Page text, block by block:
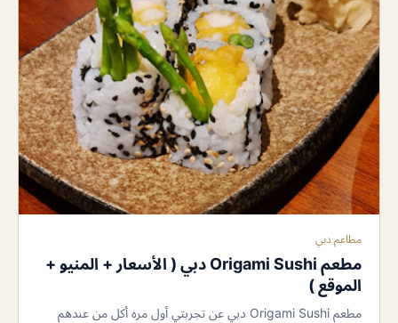
مطاعم دبي
مطعم Origami Sushi دبي ( الأسعار + المنيو +
الموقع )
مطعم Origami Sushi دبي عن تجربتي أول مره أكل من عندهم